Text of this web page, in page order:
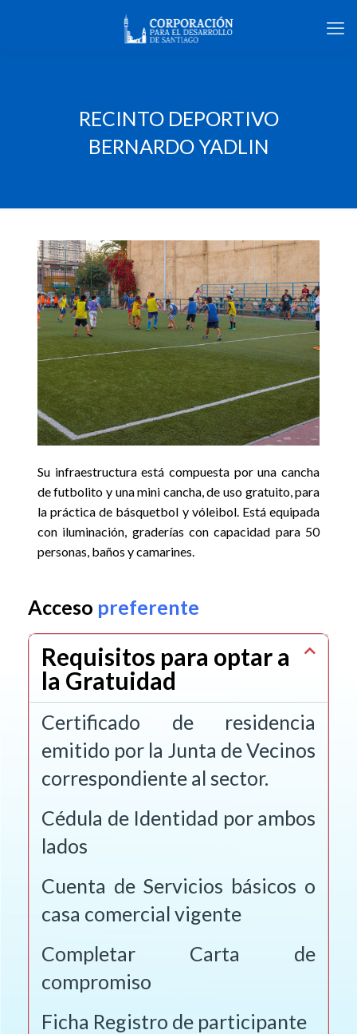
RECINTO DEPORTIVO
BERNARDO YADLIN
Su infraestructura está compuesta por una cancha
de futbolito y una mini cancha, de uso gratuito, para
la práctica de básquetbol y vóleibol. Está equipada
con iluminación, graderías con capacidad para 50
personas, baños y camarines.
Acceso preferente
Requisitos para optar a
la Gratuidad
Certificado de residencia
emitido por la Junta de Vecinos
correspondiente al sector.
Cédula de Identidad por ambos
lados
Cuenta de Servicios básicos o
casa comercial vigente
Completar Carta de
compromiso
Ficha Registro de participante